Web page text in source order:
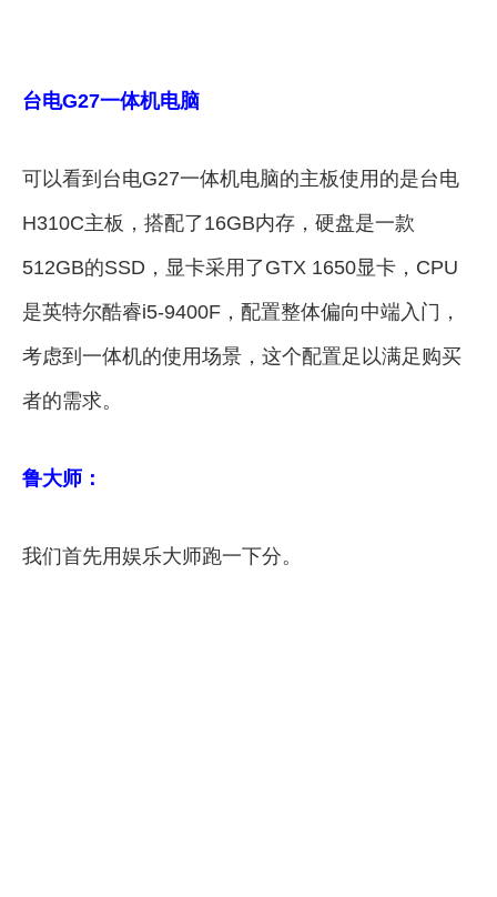
台电G27一体机电脑
可以看到台电G27一体机电脑的主板使用的是台电
H310C主板，搭配了16GB内存，硬盘是一款
512GB的SSD，显卡采用了GTX 1650显卡，CPU
是英特尔酷睿i5-9400F，配置整体偏向中端入门，
考虑到一体机的使用场景，这个配置足以满足购买
者的需求。
鲁大师：
我们首先用娱乐大师跑一下分。